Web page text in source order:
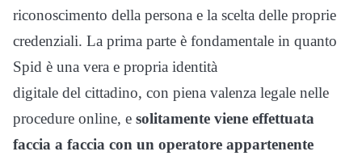
riconoscimento della persona e la scelta delle proprie
credenziali. La prima parte è fondamentale in quanto
Spid è una vera e propria identità
digitale del cittadino, con piena valenza legale nelle
procedure online, e solitamente viene effettuata
faccia a faccia con un operatore appartenente